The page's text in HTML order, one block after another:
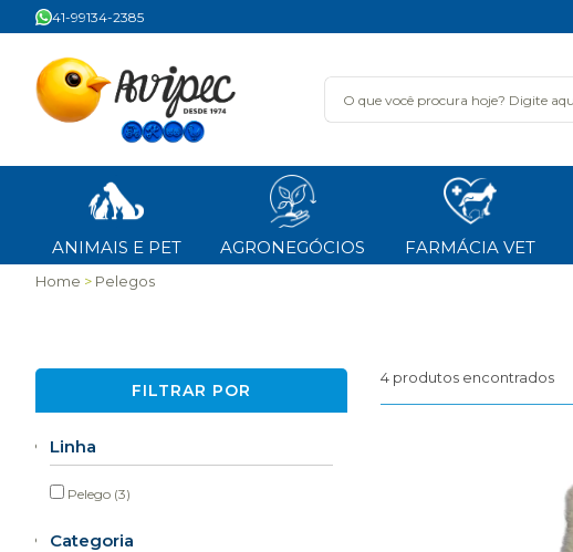
41-99134-2385
ANIMAIS E PET AGRONEGÓCIOS FARMÁCIA VET
Home Pelegos
FILTRAR POR
Linha
Pelego (3)
Categoria
4produtos encontrados